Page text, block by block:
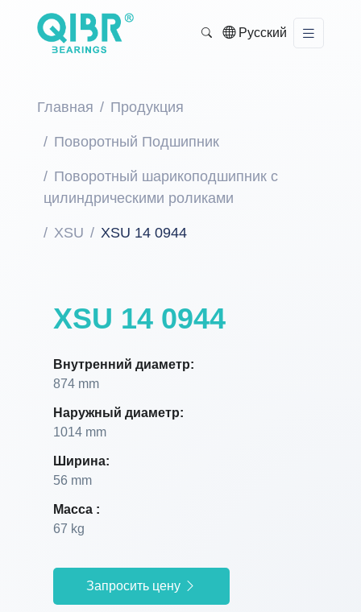
Русский
Главная Продукция
Поворотный Подшипник
Поворотный шарикоподшипник с
цилиндрическими роликами
XSU XSU 14 0944
XSU 14 0944
Внутренний диаметр:
874 mm
Наружный диаметр:
1014 mm
Ширина:
56 mm
Масса :
67 kg
Запросить цену